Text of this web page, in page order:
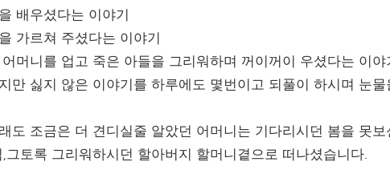
배우셨다는 이야기
가르쳐 주셨다는 이야기
머니를 업고 죽은 아들을 그리워하며 꺼이꺼이 우셨다는 이야
만 싫지 않은 이야기를 하루에도 몇번이고 되풀이 하시며 눈물
도 조금은 더 견디실줄 알았던 어머니는 기다리시던 봄을 못보
그토록 그리워하시던 할아버지 할머니곁으로 떠나셨습니다.